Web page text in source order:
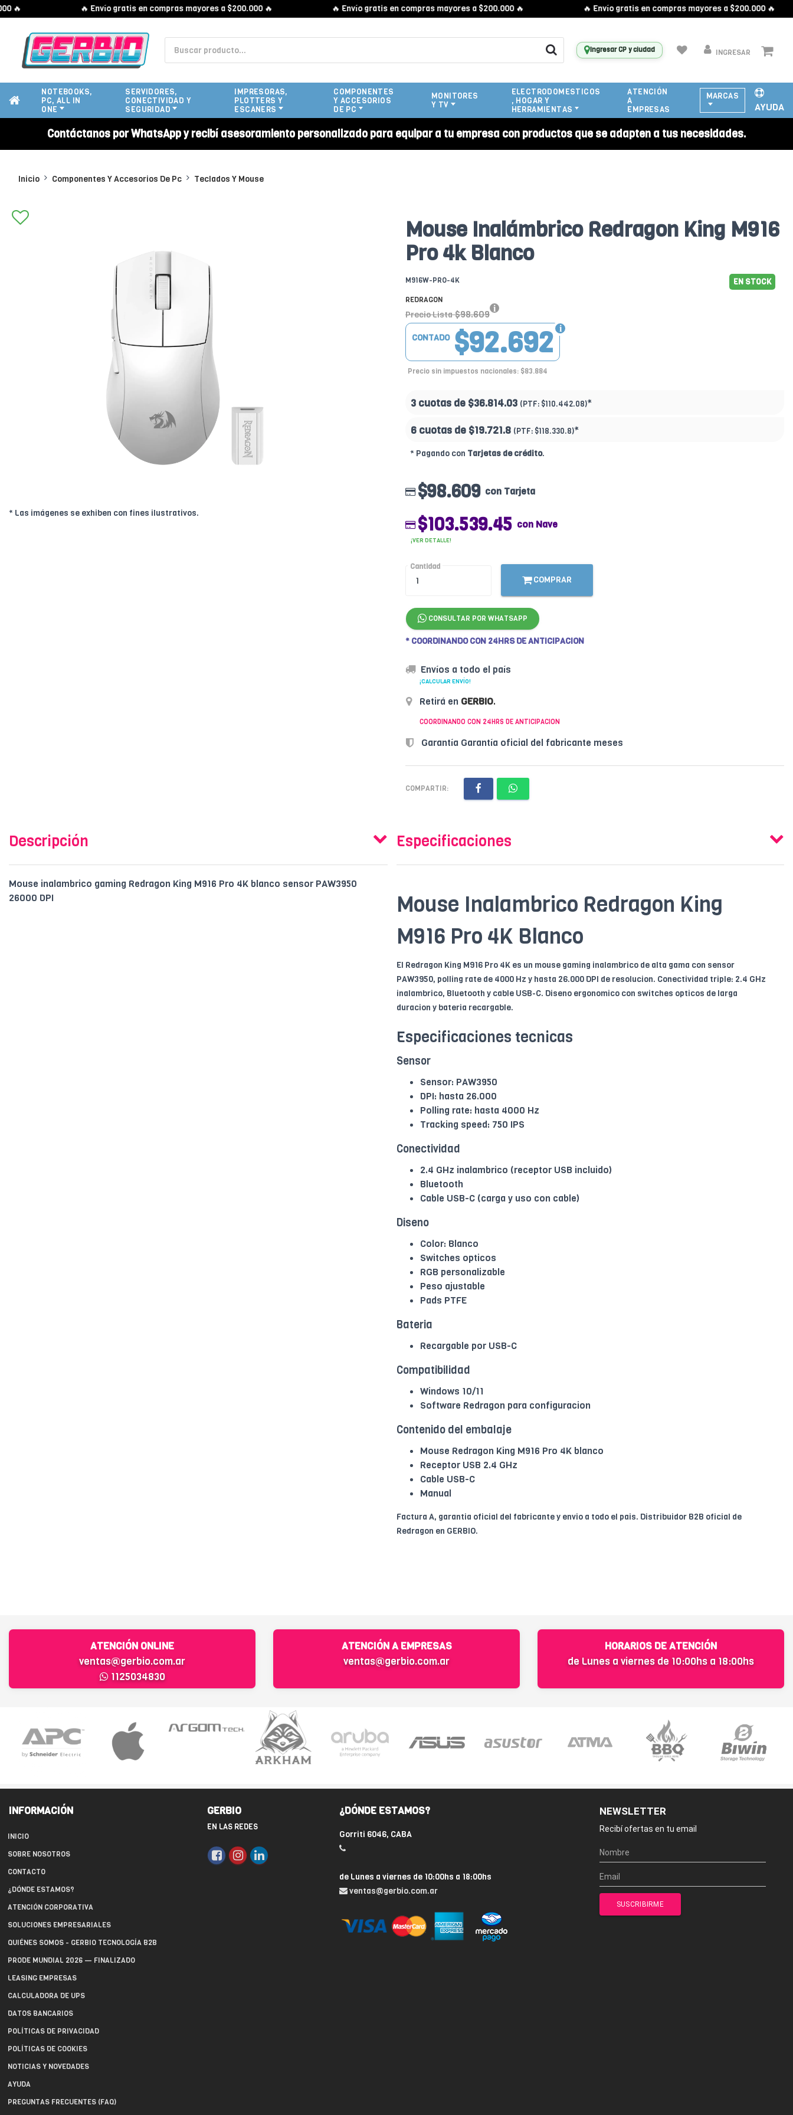
🔥 Envío gratis en compras mayores a $200.000 🔥 🔥 Envío gratis en compras mayores a $200.000 🔥 🔥 Envío gratis en compras mayores a $200.000 🔥
Ingresar CP y ciudad INGRESAR
NOTEBOOKS,
PC, ALL IN
ONE
SERVIDORES,
CONECTIVIDAD Y
SEGURIDAD
IMPRESORAS,
PLOTTERS Y
ESCANERS
COMPONENTES
Y ACCESORIOS
DE PC
MONITORES
Y TV
ELECTRODOMESTICOS
, HOGAR Y
HERRAMIENTAS
ATENCIÓN
A
EMPRESAS
MARCAS
AYUDA
Contáctanos por WhatsApp y recibí asesoramiento personalizado para equipar a tu empresa con productos que se adapten a tus necesidades.
Inicio Componentes Y Accesorios De Pc Teclados Y Mouse
* Las imágenes se exhiben con fines ilustrativos.
Mouse Inalámbrico Redragon King M916
Pro 4k Blanco
M916W-PRO-4K EN STOCK
REDRAGON
Precio Lista $98.609
$92.692
CONTADO
Precio sin impuestos nacionales: $83.884
3 cuotas de $36.814.03 (PTF: $110.442.08)*
6 cuotas de $19.721.8 (PTF: $118.330.8)*
* Pagando con Tarjetas de crédito.
$98.609 con Tarjeta
$103.539.45 con Nave
¡VER DETALLE!
Cantidad
COMPRAR
CONSULTAR POR WHATSAPP
* COORDINANDO CON 24HRS DE ANTICIPACION
Envíos a todo el país
¡CALCULAR ENVÍO!
Retirá en GERBIO.
COORDINANDO CON 24HRS DE ANTICIPACION
Garantía Garantía oficial del fabricante meses
COMPARTIR:
Descripción
Mouse inalambrico gaming Redragon King M916 Pro 4K blanco sensor PAW3950
26000 DPI
Especificaciones
Mouse Inalambrico Redragon King
M916 Pro 4K Blanco
El Redragon King M916 Pro 4K es un mouse gaming inalambrico de alta gama con sensor
PAW3950, polling rate de 4000 Hz y hasta 26.000 DPI de resolucion. Conectividad triple: 2.4 GHz
inalambrico, Bluetooth y cable USB-C. Diseno ergonomico con switches opticos de larga
duracion y bateria recargable.
Especificaciones tecnicas
Sensor
Sensor: PAW3950
DPI: hasta 26.000
Polling rate: hasta 4000 Hz
Tracking speed: 750 IPS
Conectividad
2.4 GHz inalambrico (receptor USB incluido)
Bluetooth
Cable USB-C (carga y uso con cable)
Diseno
Color: Blanco
Switches opticos
RGB personalizable
Peso ajustable
Pads PTFE
Bateria
Recargable por USB-C
Compatibilidad
Windows 10/11
Software Redragon para configuracion
Contenido del embalaje
Mouse Redragon King M916 Pro 4K blanco
Receptor USB 2.4 GHz
Cable USB-C
Manual
Factura A, garantia oficial del fabricante y envio a todo el pais. Distribuidor B2B oficial de
Redragon en GERBIO.
ATENCIÓN ONLINE
ventas@gerbio.com.ar
1125034830
ATENCIÓN A EMPRESAS
ventas@gerbio.com.ar
HORARIOS DE ATENCIÓN
de Lunes a viernes de 10:00hs a 18:00hs
INFORMACIÓN
INICIO
SOBRE NOSOTROS
CONTACTO
¿DÓNDE ESTAMOS?
ATENCIÓN CORPORATIVA
SOLUCIONES EMPRESARIALES
QUIÉNES SOMOS - GERBIO TECNOLOGÍA B2B
PRODE MUNDIAL 2026 — FINALIZADO
LEASING EMPRESAS
CALCULADORA DE UPS
DATOS BANCARIOS
POLÍTICAS DE PRIVACIDAD
POLÍTICAS DE COOKIES
NOTICIAS Y NOVEDADES
AYUDA
PREGUNTAS FRECUENTES (FAQ)
GERBIO
EN LAS REDES
¿DÓNDE ESTAMOS?
Gorriti 6046, CABA
de Lunes a viernes de 10:00hs a 18:00hs
ventas@gerbio.com.ar
NEWSLETTER
Recibí ofertas en tu email